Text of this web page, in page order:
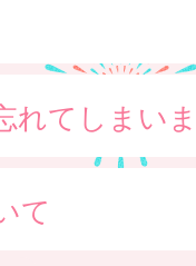
れてしまい
て